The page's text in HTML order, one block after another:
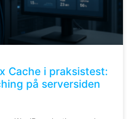
Cache i praksistest:
på serversiden